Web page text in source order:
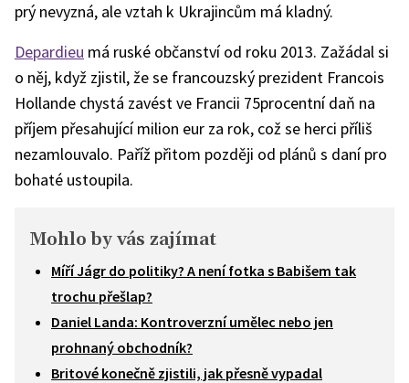
prý nevyzná, ale vztah k Ukrajincům má kladný.
Depardieu má ruské občanství od roku 2013. Zažádal si
o něj, když zjistil, že se francouzský prezident Francois
Hollande chystá zavést ve Francii 75procentní daň na
příjem přesahující milion eur za rok, což se herci příliš
nezamlouvalo. Paříž přitom později od plánů s daní pro
bohaté ustoupila.
Mohlo by vás zajímat
Míří Jágr do politiky? A není fotka s Babišem tak
trochu přešlap?
Daniel Landa: Kontroverzní umělec nebo jen
prohnaný obchodník?
Britové konečně zjistili, jak přesně vypadal